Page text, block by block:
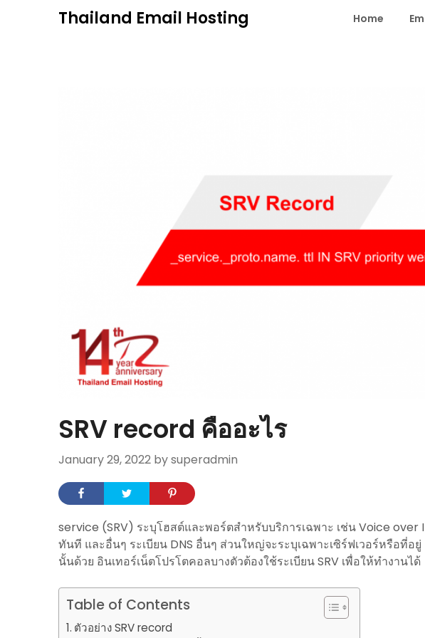
Thailand Email Hosting Home
SRV record คืออะไร
January 29, 2022 by superadmin
service (SRV) ระบุโฮสต์และพอร์ตสำหรับบริการเฉพาะ เช่น Voice
ทันที และอื่นๆ ระเบียน DNS อื่นๆ ส่วนใหญ่จะระบุเฉพาะเซิร์ฟเวอร์หรือที่อยู่
นั้นด้วย อินเทอร์เน็ตโปรโตคอลบางตัวต้องใช้ระเบียน SRV เพื่อให้ทำงานได้
Table of Contents
ตัวอย่าง SRV record